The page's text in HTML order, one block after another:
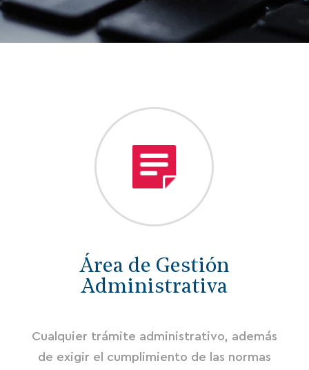
Área de Gestión
Administrativa
Cualquier trámite administrativo, además
de exigir el cumplimiento de las normas